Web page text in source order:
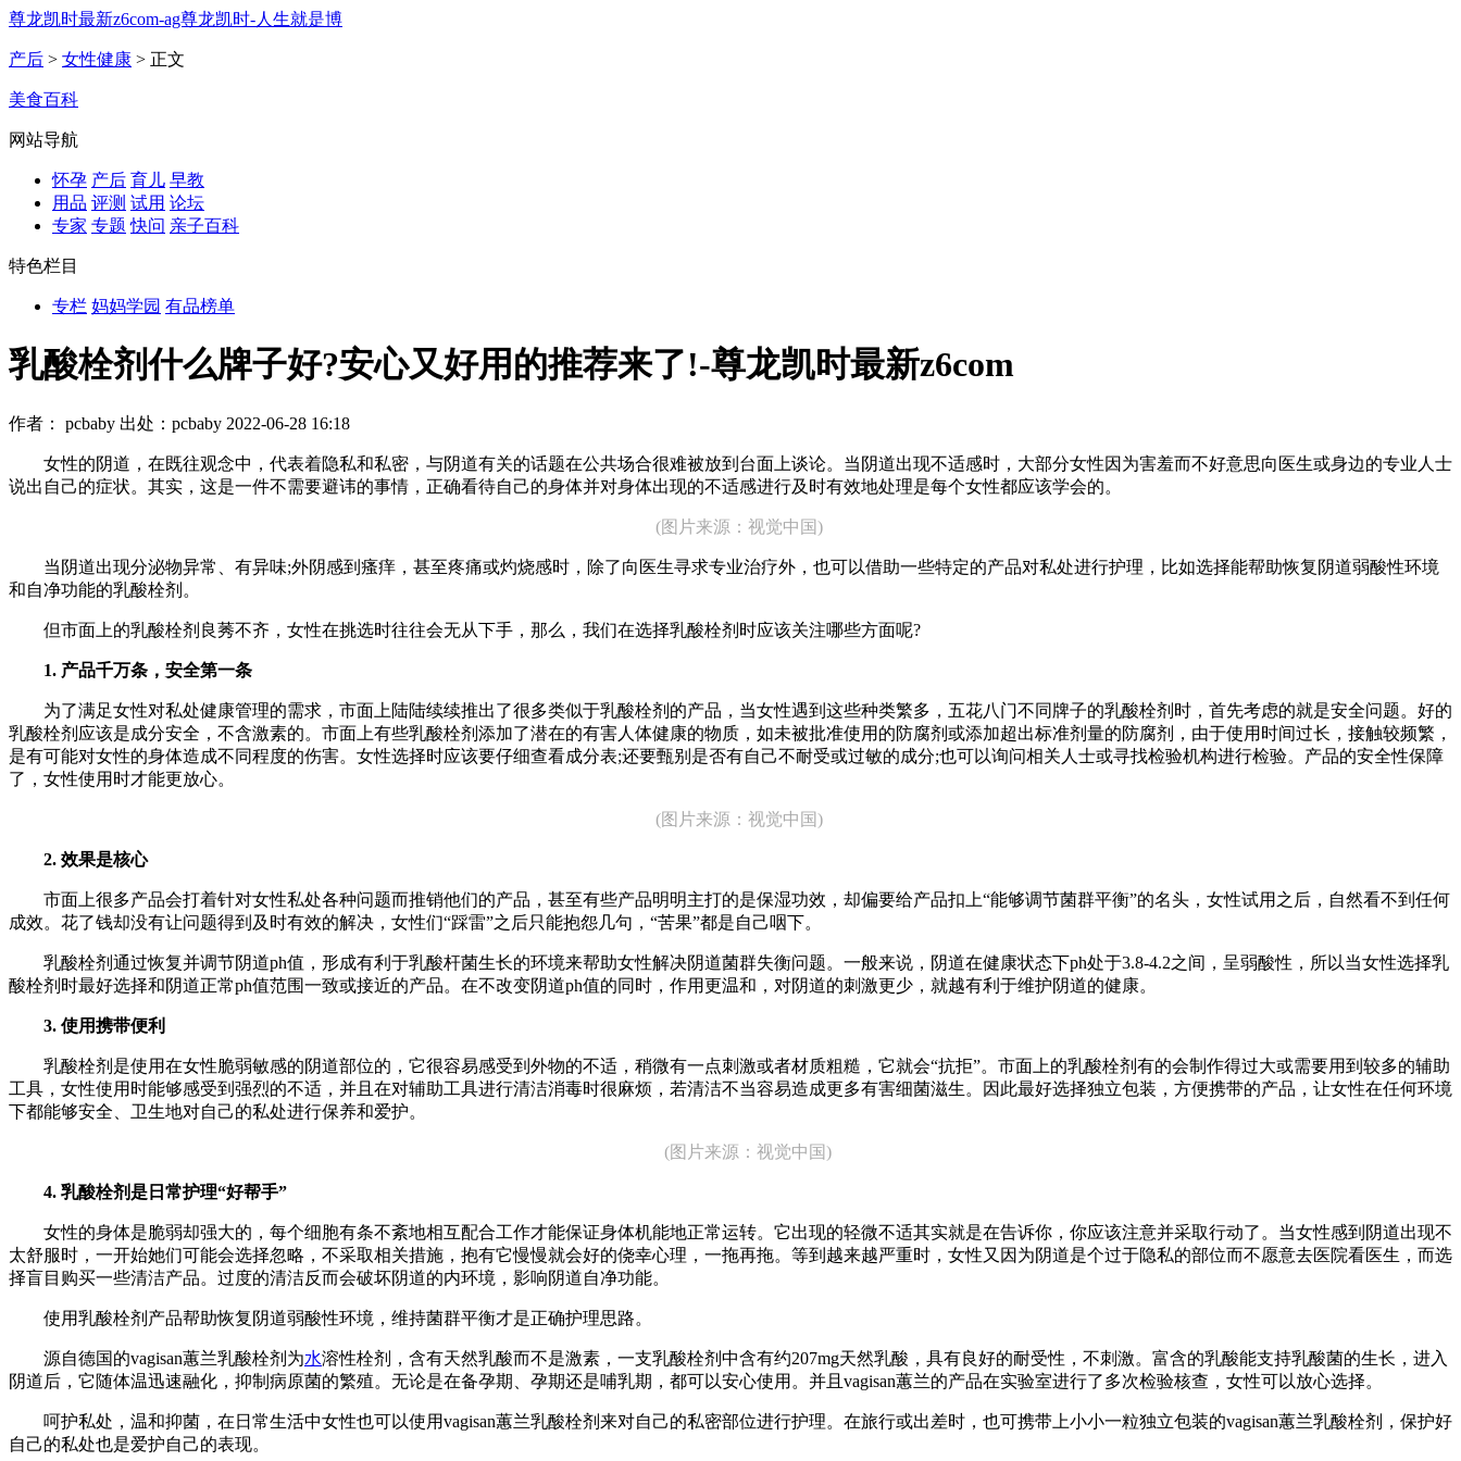
尊龙凯时最新z6com-ag尊龙凯时-人生就是博
产后 > 女性健康 > 正文
美食百科
网站导航
怀孕 产后 育儿 早教
用品 评测 试用 论坛
专家 专题 快问 亲子百科
特色栏目
专栏 妈妈学园 有品榜单
乳酸栓剂什么牌子好?安心又好用的推荐来了!-尊龙凯时最新z6com
作者： pcbaby 出处：pcbaby 2022-06-28 16:18
女性的阴道，在既往观念中，代表着隐私和私密，与阴道有关的话题在公共场合很难被放到台面上谈论。当阴道出现不适感时，大部分女性因为害羞而不好意思向医生或身边的专业人士
说出自己的症状。其实，这是一件不需要避讳的事情，正确看待自己的身体并对身体出现的不适感进行及时有效地处理是每个女性都应该学会的。
(图片来源：视觉中国)
当阴道出现分泌物异常、有异味;外阴感到瘙痒，甚至疼痛或灼烧感时，除了向医生寻求专业治疗外，也可以借助一些特定的产品对私处进行护理，比如选择能帮助恢复阴道弱酸性环境
和自净功能的乳酸栓剂。
但市面上的乳酸栓剂良莠不齐，女性在挑选时往往会无从下手，那么，我们在选择乳酸栓剂时应该关注哪些方面呢?
1. 产品千万条，安全第一条
为了满足女性对私处健康管理的需求，市面上陆陆续续推出了很多类似于乳酸栓剂的产品，当女性遇到这些种类繁多，五花八门不同牌子的乳酸栓剂时，首先考虑的就是安全问题。好的
乳酸栓剂应该是成分安全，不含激素的。市面上有些乳酸栓剂添加了潜在的有害人体健康的物质，如未被批准使用的防腐剂或添加超出标准剂量的防腐剂，由于使用时间过长，接触较频繁，
是有可能对女性的身体造成不同程度的伤害。女性选择时应该要仔细查看成分表;还要甄别是否有自己不耐受或过敏的成分;也可以询问相关人士或寻找检验机构进行检验。产品的安全性保障
了，女性使用时才能更放心。
(图片来源：视觉中国)
2. 效果是核心
市面上很多产品会打着针对女性私处各种问题而推销他们的产品，甚至有些产品明明主打的是保湿功效，却偏要给产品扣上“能够调节菌群平衡”的名头，女性试用之后，自然看不到任何
成效。花了钱却没有让问题得到及时有效的解决，女性们“踩雷”之后只能抱怨几句，“苦果”都是自己咽下。
乳酸栓剂通过恢复并调节阴道ph值，形成有利于乳酸杆菌生长的环境来帮助女性解决阴道菌群失衡问题。一般来说，阴道在健康状态下ph处于3.8-4.2之间，呈弱酸性，所以当女性选择乳
酸栓剂时最好选择和阴道正常ph值范围一致或接近的产品。在不改变阴道ph值的同时，作用更温和，对阴道的刺激更少，就越有利于维护阴道的健康。
3. 使用携带便利
乳酸栓剂是使用在女性脆弱敏感的阴道部位的，它很容易感受到外物的不适，稍微有一点刺激或者材质粗糙，它就会“抗拒”。市面上的乳酸栓剂有的会制作得过大或需要用到较多的辅助
工具，女性使用时能够感受到强烈的不适，并且在对辅助工具进行清洁消毒时很麻烦，若清洁不当容易造成更多有害细菌滋生。因此最好选择独立包装，方便携带的产品，让女性在任何环境
下都能够安全、卫生地对自己的私处进行保养和爱护。
(图片来源：视觉中国)
4. 乳酸栓剂是日常护理“好帮手”
女性的身体是脆弱却强大的，每个细胞有条不紊地相互配合工作才能保证身体机能地正常运转。它出现的轻微不适其实就是在告诉你，你应该注意并采取行动了。当女性感到阴道出现不
太舒服时，一开始她们可能会选择忽略，不采取相关措施，抱有它慢慢就会好的侥幸心理，一拖再拖。等到越来越严重时，女性又因为阴道是个过于隐私的部位而不愿意去医院看医生，而选
择盲目购买一些清洁产品。过度的清洁反而会破坏阴道的内环境，影响阴道自净功能。
使用乳酸栓剂产品帮助恢复阴道弱酸性环境，维持菌群平衡才是正确护理思路。
源自德国的vagisan蕙兰乳酸栓剂为水溶性栓剂，含有天然乳酸而不是激素，一支乳酸栓剂中含有约207mg天然乳酸，具有良好的耐受性，不刺激。富含的乳酸能支持乳酸菌的生长，进入
阴道后，它随体温迅速融化，抑制病原菌的繁殖。无论是在备孕期、孕期还是哺乳期，都可以安心使用。并且vagisan蕙兰的产品在实验室进行了多次检验核查，女性可以放心选择。
呵护私处，温和抑菌，在日常生活中女性也可以使用vagisan蕙兰乳酸栓剂来对自己的私密部位进行护理。在旅行或出差时，也可携带上小小一粒独立包装的vagisan蕙兰乳酸栓剂，保护好
自己的私处也是爱护自己的表现。